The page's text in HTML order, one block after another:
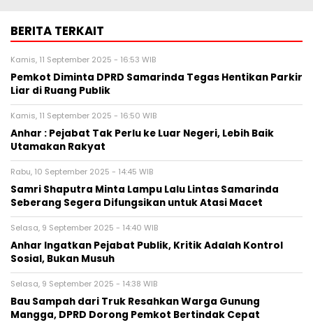
BERITA TERKAIT
Kamis, 11 September 2025 - 16:53 WIB
Pemkot Diminta DPRD Samarinda Tegas Hentikan Parkir
Liar di Ruang Publik
Kamis, 11 September 2025 - 16:50 WIB
Anhar : Pejabat Tak Perlu ke Luar Negeri, Lebih Baik
Utamakan Rakyat
Rabu, 10 September 2025 - 14:45 WIB
Samri Shaputra Minta Lampu Lalu Lintas Samarinda
Seberang Segera Difungsikan untuk Atasi Macet
Selasa, 9 September 2025 - 14:40 WIB
Anhar Ingatkan Pejabat Publik, Kritik Adalah Kontrol
Sosial, Bukan Musuh
Selasa, 9 September 2025 - 14:38 WIB
Bau Sampah dari Truk Resahkan Warga Gunung
Mangga, DPRD Dorong Pemkot Bertindak Cepat